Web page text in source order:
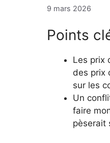
9 mars 2026
Points
Les prix
des prix
sur les
Un
faire
pèserait